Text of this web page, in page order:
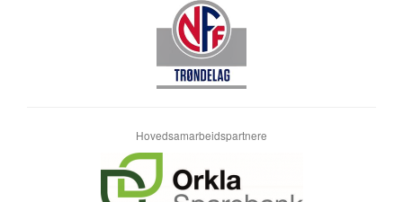
Hovedsamarbeidspartnere